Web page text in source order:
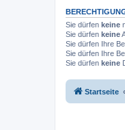
Sie dürfen keine
Sie dürfen keine
Sie dürfen Ihre
Sie dürfen Ihre
Sie dürfen keine
Startseite